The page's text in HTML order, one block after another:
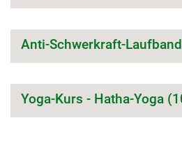
Anti-Schwerkraft-Laufband
Yoga-Kurs - Hatha-Yoga